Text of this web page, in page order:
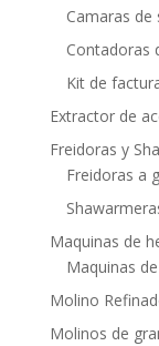
Camaras de
Contadoras
Kit de
Extractor de
Freidoras y
Freidoras a
Maquinas de
Maquinas
Molino
Molinos de